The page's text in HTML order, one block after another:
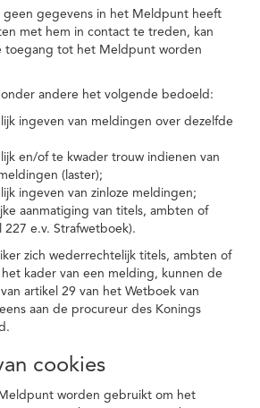
geen gegevens in het Meldpunt heeft
met hem in contact te treden, kan
toegang tot het Meldpunt worden
andere het volgende bedoeld:
ingeven van meldingen over dezelfde
en/of te kwader trouw indienen van
(laster);
ingeven van zinloze meldingen;
aanmatiging van titels, ambten of
227 e.v. Strafwetboek).
zich wederrechtelijk titels, ambten of
kader van een melding, kunnen de
artikel 29 van het Wetboek van
aan de procureur des Konings
cookies
worden gebruikt om het